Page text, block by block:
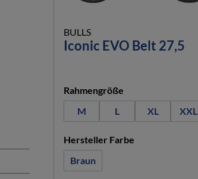
BULLS
Iconic EVO Belt 27,5
Rahmengröße
M
L XL XXL
Hersteller Farbe
Braun